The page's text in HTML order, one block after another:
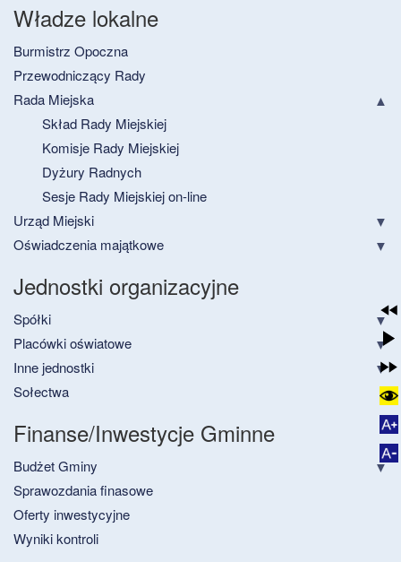
Władze lokalne
Burmistrz Opoczna
Przewodniczący Rady
Rada Miejska
Skład Rady Miejskiej
Komisje Rady Miejskiej
Dyżury Radnych
Sesje Rady Miejskiej on-line
Urząd Miejski
Oświadczenia majątkowe
Jednostki organizacyjne
Spółki
Placówki oświatowe
Inne jednostki
Sołectwa
Finanse/Inwestycje Gminne
Budżet Gminy
Sprawozdania finasowe
Oferty inwestycyjne
Wyniki kontroli